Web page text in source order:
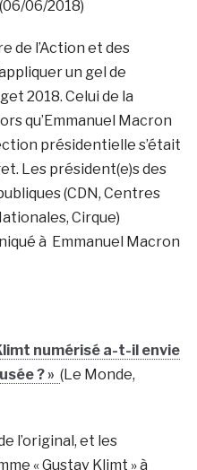
(06/06/2018)
de l’Action et des
un gel de
2018. Celui de la
qu’Emmanuel Macron
présidentielle s’était
Les président(e)s des
(CDN, Centres
Cirque)
à Emmanuel Macron
numérisé a-t-il envie
? » (Le Monde,
l’original, et les
« Gustav Klimt » à